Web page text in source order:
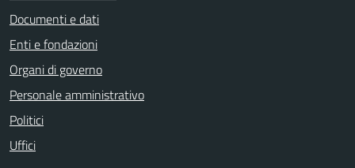
Documenti e dati
Enti e fondazioni
Organi di governo
Personale amministrativo
Politici
Uffici